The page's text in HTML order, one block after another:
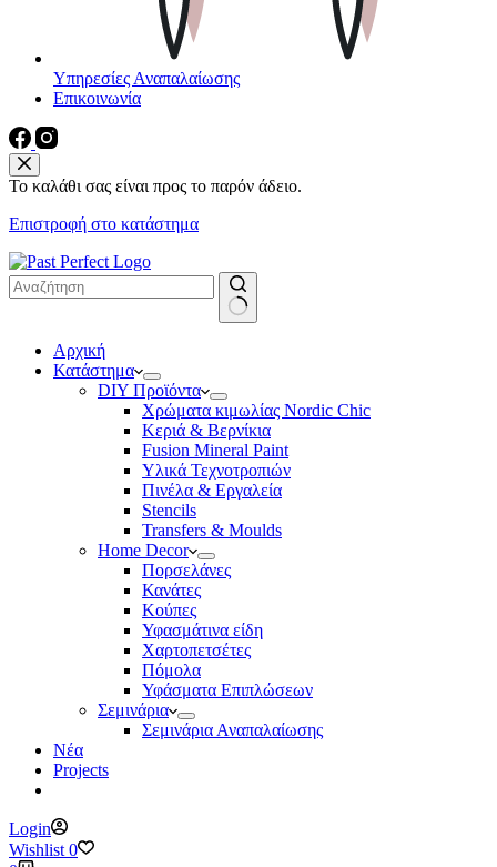
Υπηρεσίες Αναπαλαίωσης
Επικοινωνία
Το καλάθι σας είναι προς το παρόν άδειο.
Επιστροφή στο κατάστημα
results
Αρχική
Κατάστημα
DIY Προϊόντα
Χρώματα κιμωλίας Nordic Chic
Κεριά & Βερνίκια
Fusion Mineral Paint
Υλικά Τεχνοτροπιών
Πινέλα & Εργαλεία
Stencils
Transfers & Moulds
Home Decor
Πορσελάνες
Κανάτες
Κούπες
Υφασμάτινα είδη
Χαρτοπετσέτες
Πόμολα
Υφάσματα Επιπλώσεων
Σεμινάρια
Σεμινάρια Αναπαλαίωσης
Νέα
Projects
Login
Wishlist 0